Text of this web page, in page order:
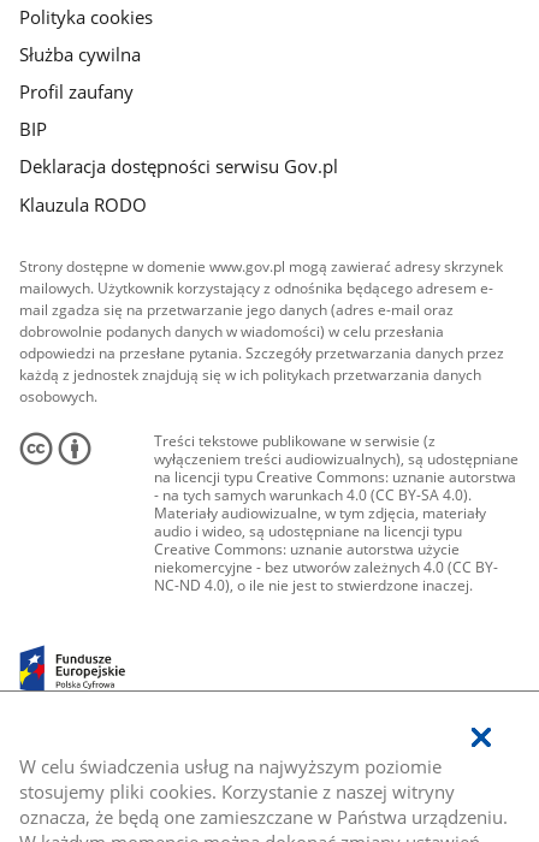
W celu świadczenia usług na najwyższym poziomie
stosujemy pliki cookies. Korzystanie z naszej witryny
oznacza, że będą one zamieszczane w Państwa urządzeniu.
Polityka cookies
Służba cywilna
Profil zaufany
BIP
Deklaracja dostępności serwisu Gov.pl
Klauzula RODO
Strony dostępne w domenie www.gov.pl mogą zawierać adresy skrzynek
mailowych. Użytkownik korzystający z odnośnika będącego adresem e-
mail zgadza się na przetwarzanie jego danych (adres e-mail oraz
dobrowolnie podanych danych w wiadomości) w celu przesłania
odpowiedzi na przesłane pytania. Szczegóły przetwarzania danych przez
każdą z jednostek znajdują się w ich politykach przetwarzania danych
osobowych.
Treści tekstowe publikowane w serwisie (z
wyłączeniem treści audiowizualnych), są udostępniane
na licencji typu Creative Commons: uznanie autorstwa
- na tych samych warunkach 4.0 (CC BY-SA 4.0).
Materiały audiowizualne, w tym zdjęcia, materiały
audio i wideo, są udostępniane na licencji typu
Creative Commons: uznanie autorstwa użycie
niekomercyjne - bez utworów zależnych 4.0 (CC BY-
NC-ND 4.0), o ile nie jest to stwierdzone inaczej.